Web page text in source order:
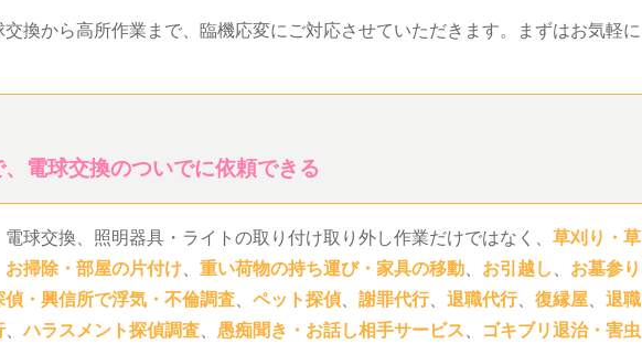
換から高所作業まで、臨機応変にご対応させていただきます。まずはお気軽に
電球交換のついでに依頼できる
球交換、照明器具・ライトの取り付け取り外し作業だけではなく、 草刈り・草
お掃除・部屋の片付け、 重い荷物の持ち運び・家具の移動、 お引越し、 お墓参り
偵・興信所で浮気・不倫調査、 ペット探偵、 謝罪代行、 退職代行、 復縁屋、 退職
、ハラスメント探偵調査、 愚痴聞き・お話し相手サービス、 ゴキブリ退治・害虫